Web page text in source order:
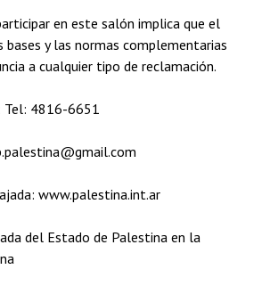
en este salón implica que el
y las normas complementarias
a cualquier tipo de reclamación.
Tel: 4816-6651
www.palestina.int.ar
del Estado de Palestina en la